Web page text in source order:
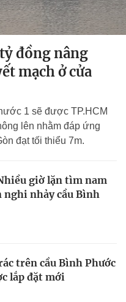
đồng nâng
mạch ở cửa
1 sẽ được TP.HCM
lên nhằm đáp ứng
đạt tối thiểu 7m.
giờ lặn tìm nam
nghi nhảy cầu Bình
trên cầu Bình Phước
lắp đặt mới